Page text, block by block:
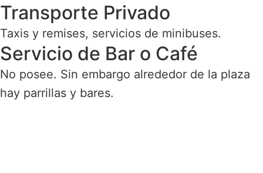
Transporte Privado
Taxis y remises, servicios de minibuses.
Servicio de Bar o Café
No posee. Sin embargo alrededor de la plaza
hay parrillas y bares.